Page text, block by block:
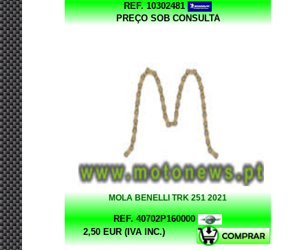
REF. 10302481
PREÇO SOB CONSULTA
MOLA BENELLI TRK 251 2021
REF. 40702P160000
2,50 EUR (IVA INC.)